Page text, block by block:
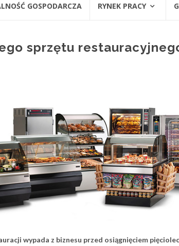
GOSPODARCZA RYNEK PRACY
sprzętu
wypada z biznesu przed osiągnięciem